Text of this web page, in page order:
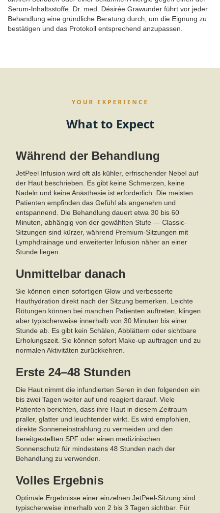
Serum-Inhaltsstoffe. Dr. med. Désirée Grawunder führt vor jeder
Behandlung eine gründliche Beratung durch, um die Eignung zu
bestätigen und das Protokoll entsprechend anzupassen.
YOUR EXPERIENCE
What to Expect
Während der Behandlung
JetPeel Infusion wird oft als kühler, erfrischender Nebel auf
der Haut beschrieben. Es gibt keine Schmerzen, keine
Nadeln und keine Anästhesie ist erforderlich. Die meisten
Patienten empfinden das Gefühl als angenehm und
entspannend. Die Behandlung dauert etwa 30 bis 60
Minuten, abhängig von der gewählten Stufe — Classic-
Sitzungen sind kürzer, während Premium-Sitzungen mit
Lymphdrainage und erweiterter Infusion näher an einer
Stunde liegen.
Unmittelbar danach
Sie können einen sofortigen Glow und verbesserte
Hauthydration direkt nach der Sitzung bemerken. Leichte
Rötungen können bei manchen Patienten auftreten, klingen
aber typischerweise innerhalb von 30 Minuten bis einer
Stunde ab. Es gibt kein Schälen, Abblättern oder sichtbare
Erholungszeit. Sie können sofort Make-up auftragen und zu
normalen Aktivitäten zurückkehren.
Erste 24–48 Stunden
Die Haut nimmt die infundierten Seren in den folgenden ein
bis zwei Tagen weiter auf und reagiert darauf. Viele
Patienten berichten, dass ihre Haut in diesem Zeitraum
praller, glatter und leuchtender wirkt. Es wird empfohlen,
direkte Sonneneinstrahlung zu vermeiden und den
bereitgestellten SPF oder einen medizinischen
Sonnenschutz für mindestens 48 Stunden nach der
Behandlung zu verwenden.
Volles Ergebnis
Optimale Ergebnisse einer einzelnen JetPeel-Sitzung sind
typischerweise innerhalb von 2 bis 3 Tagen sichtbar. Für